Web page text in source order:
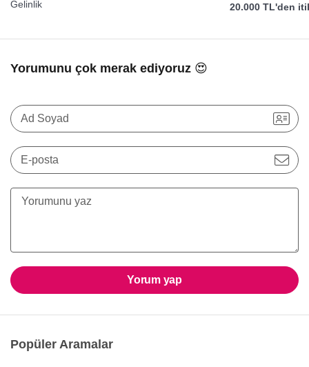
Gelinlik
20.000 TL'den
Yorumunu çok merak ediyoruz 😍
Ad Soyad
E-posta
Yorum yap
Popüler Aramalar